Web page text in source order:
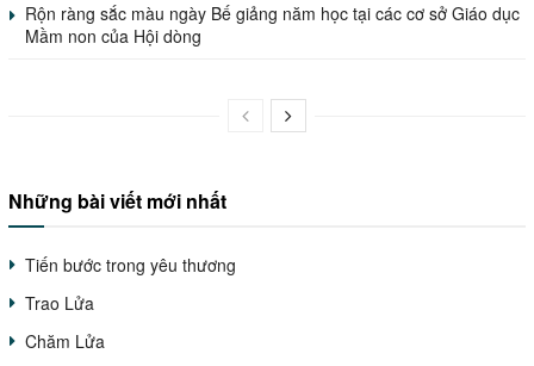
Rộn ràng sắc màu ngày Bế giảng năm học tại các cơ sở Giáo dục
Mầm non của Hội dòng
Những bài viết mới nhất
Tiến bước trong yêu thương
Trao Lửa
Chăm Lửa